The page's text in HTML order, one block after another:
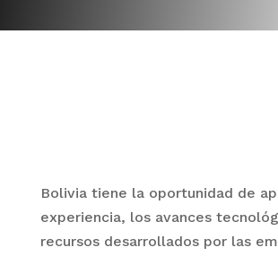
Bolivia tiene la oportunidad de
experiencia, los avances
recursos desarrollados por las